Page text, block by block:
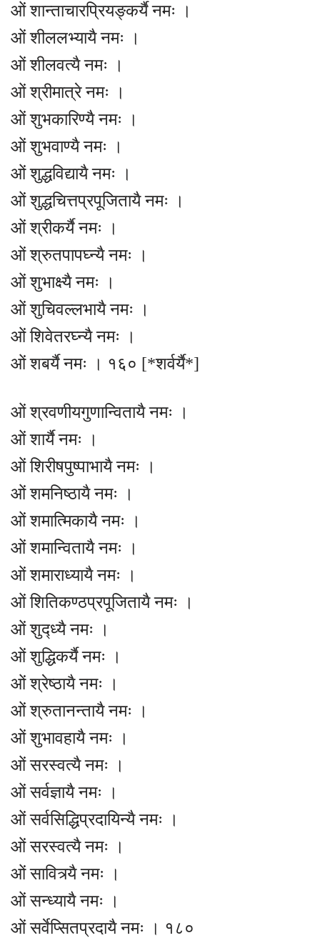
ओं शान्ताचारप्रियङ्कर्यै नमः ।
ओं शीललभ्यायै नमः ।
ओं शीलवत्यै नमः ।
ओं श्रीमात्रे नमः ।
ओं शुभकारिण्यै नमः ।
ओं शुभवाण्यै नमः ।
ओं शुद्धविद्यायै नमः ।
ओं शुद्धचित्तप्रपूजितायै नमः ।
ओं श्रीकर्यै नमः ।
ओं श्रुतपापघ्न्यै नमः ।
ओं शुभाक्ष्यै नमः ।
ओं शुचिवल्लभायै नमः ।
ओं शिवेतरघ्न्यै नमः ।
ओं शबर्यै नमः । १६० [*शर्वर्यै*]
ओं श्रवणीयगुणान्वितायै नमः ।
ओं शार्यै नमः ।
ओं शिरीषपुष्पाभायै नमः ।
ओं शमनिष्ठायै नमः ।
ओं शमात्मिकायै नमः ।
ओं शमान्वितायै नमः ।
ओं शमाराध्यायै नमः ।
ओं शितिकण्ठप्रपूजितायै नमः ।
ओं शुद्ध्यै नमः ।
ओं शुद्धिकर्यै नमः ।
ओं श्रेष्ठायै नमः ।
ओं श्रुतानन्तायै नमः ।
ओं शुभावहायै नमः ।
ओं सरस्वत्यै नमः ।
ओं सर्वज्ञायै नमः ।
ओं सर्वसिद्धिप्रदायिन्यै नमः ।
ओं सरस्वत्यै नमः ।
ओं सावित्र्यै नमः ।
ओं सन्ध्यायै नमः ।
ओं सर्वेप्सितप्रदायै नमः । १८०